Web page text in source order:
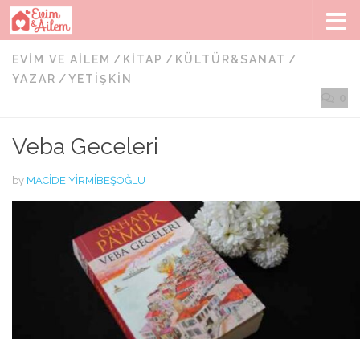
Skip to content
EVIM VE AILEM / KITAP / KÜLTÜR&SANAT /
YAZAR /YETIŞKIN
Veba Geceleri
by MACIDE YIRMIBEŞOĞLU ·